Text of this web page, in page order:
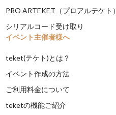
PRO ARTEKET（プロアルテケト）
シリアルコード受け取り
イベント主催者様へ
teket(テケト)とは？
イベント作成の方法
ご利用料金について
teketの機能ご紹介